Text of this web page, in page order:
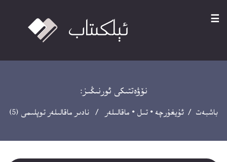
☰
نۆۋەتتىكى ئورنىڭىز:
باشبەت / ئۇيغۇرچە • تىل • ماقالىلەر / نادىر ماقالىلەر توپلىمى (5)